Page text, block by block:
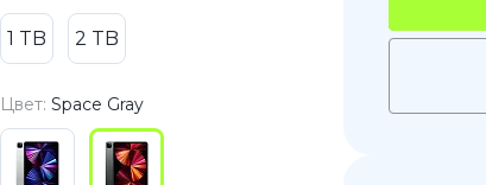
1 TB 2 TB
Цвет: Space Gray